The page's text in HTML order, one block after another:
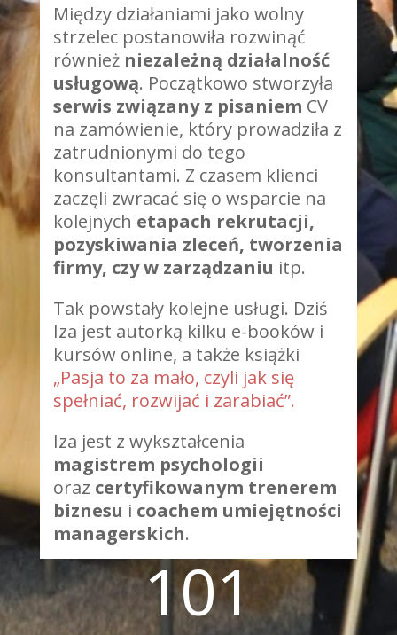
Między działaniami jako wolny
strzelec postanowiła rozwinąć
równieżniezależną działalność
usługową. Początkowo stworzyła
serwis związany z pisaniem CV
na zamówienie, który prowadziła z
zatrudnionymi do tego
konsultantami. Z czasem klienci
zaczęli zwracać się o wsparcie na
kolejnych etapach rekrutacji,
pozyskiwania zleceń, tworzenia
firmy, czy w zarządzaniu itp.
Tak powstały kolejne usługi. Dziś
Iza jest autorką kilku e-booków i
kursów online, a także książki
„Pasja to za mało, czyli jak się
spełniać, rozwijać i zarabiać”.
Iza jest z wykształcenia
magistrem psychologii
oraz certyfikowanym trenerem
biznesu i coachem umiejętności
managerskich.
101